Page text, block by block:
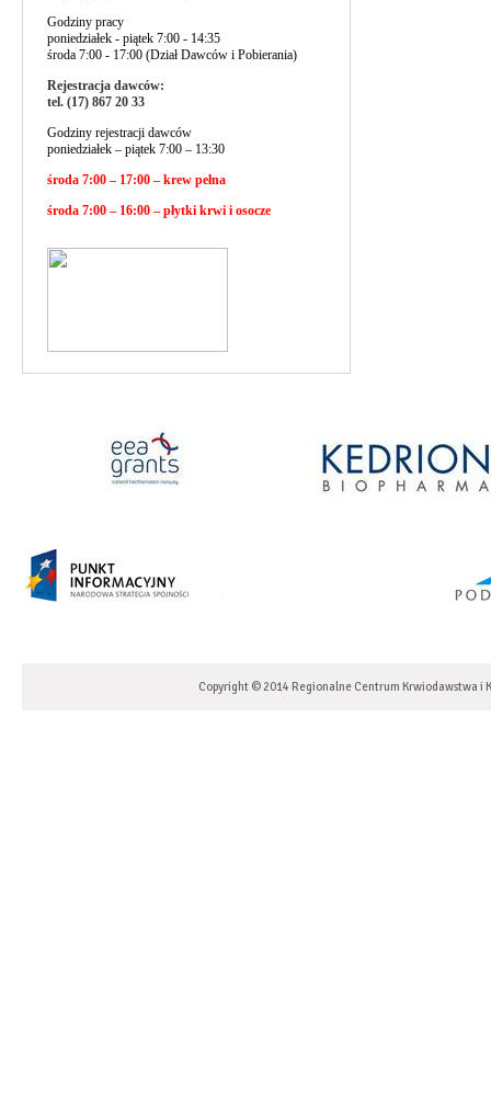
Godziny pracy
poniedziałek - piątek 7:00 - 14:35
środa 7:00 - 17:00 (Dział Dawców i Pobierania)
Rejestracja dawców:
tel. (17) 867 20 33
Godziny rejestracji dawców
poniedziałek – piątek 7:00 – 13:30
środa 7:00 – 17:00 – krew pełna
środa 7:00 – 16:00 – płytki krwi i osocze
Copyright © 2014 Regionalne Centrum Krwiodawstwa